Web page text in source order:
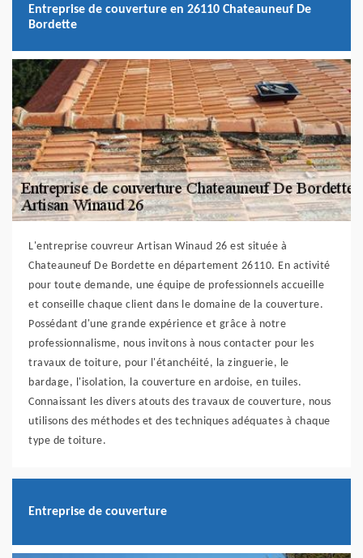
Entreprise de couverture en 26110 Chateauneuf De
Bordette
L'entreprise couvreur Artisan Winaud 26 est située à
Chateauneuf De Bordette en département 26110. En activité
pour toute demande, une équipe de professionnels accueille
et conseille chaque client dans le domaine de la couverture.
Possédant d'une grande expérience et grâce à notre
professionnalisme, nous invitons à nous contacter pour les
travaux de toiture, pour l'étanchéité, la zinguerie, le
bardage, l'isolation, la couverture en ardoise, en tuiles.
Connaissant les divers atouts des travaux de couverture, nous
utilisons des méthodes et des techniques adéquates à chaque
type de toiture.
Entreprise de couverture